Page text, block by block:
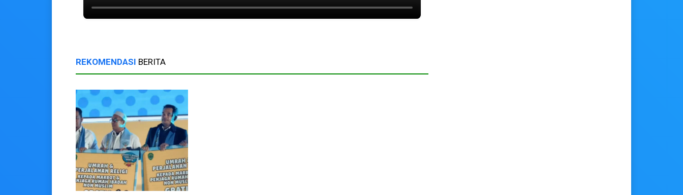
REKOMENDASI BERITA